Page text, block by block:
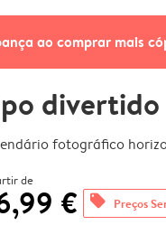
ao comprar mais
divertido
fotográfico
de
€ offers Preços